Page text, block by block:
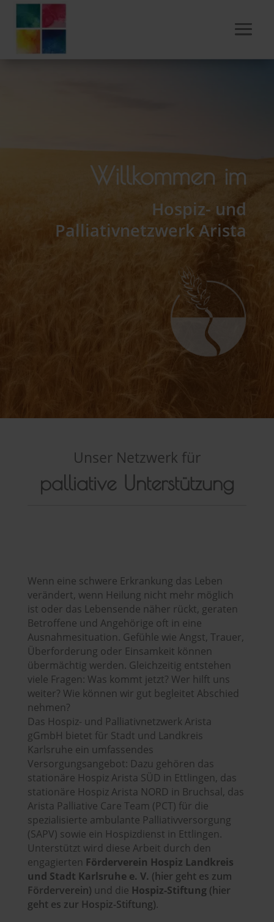
Willkommen im
Hospiz- und
Palliativnetzwerk Arista
Unser Netzwerk für
palliative Unterstützung
Wenn eine schwere Erkrankung das Leben
verändert, wenn Heilung nicht mehr möglich
ist oder das Lebensende näher rückt, geraten
Betroffene und Angehörige oft in eine
Ausnahmesituation. Gefühle wie Angst, Trauer,
Überforderung oder Einsamkeit können
übermächtig werden. Gleichzeitig entstehen
viele Fragen: Was kommt jetzt? Wer hilft uns
weiter? Wie können wir gut begleitet Abschied
nehmen?
Das Hospiz- und Palliativnetzwerk Arista
gGmbH bietet für Stadt und Landkreis
Karlsruhe ein umfassendes
Versorgungsangebot: Dazu gehören das
stationäre Hospiz Arista SÜD in Ettlingen, das
stationäre Hospiz Arista NORD in Bruchsal, das
Arista Palliative Care Team (PCT) für die
spezialisierte ambulante Palliativversorgung
(SAPV) sowie ein Hospizdienst in Ettlingen.
Unterstützt wird diese Arbeit durch den
engagierten Förderverein Hospiz Landkreis
und Stadt Karlsruhe e. V. (hier geht es zum
Förderverein) und die Hospiz-Stiftung (hier
geht es zur Hospiz-Stiftung).